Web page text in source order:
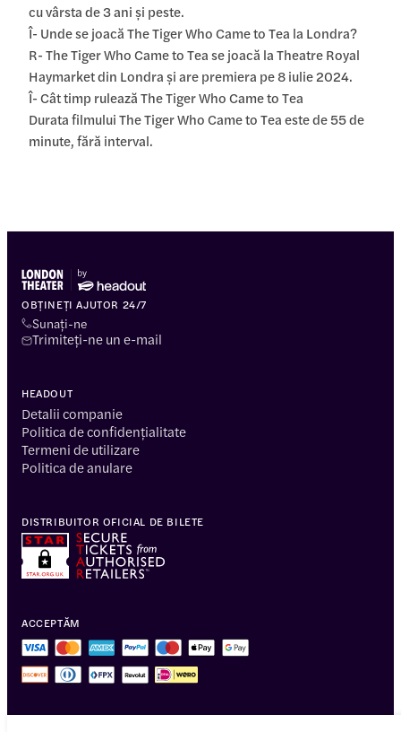
cu vârsta de 3 ani și peste.
Î- Unde se joacă The Tiger Who Came to Tea la Londra?
R- The Tiger Who Came to Tea se joacă la Theatre Royal
Haymarket din Londra și are premiera pe 8 iulie 2024.
Î- Cât timp rulează The Tiger Who Came to Tea
Durata filmului The Tiger Who Came to Tea este de 55 de
minute, fără interval.
OBȚINEȚI AJUTOR 24/7
Sunați-ne
Trimiteți-ne un e-mail
HEADOUT
Detalii companie
Politica de confidențialitate
Termeni de utilizare
Politica de anulare
ACCEPTĂM
DISTRIBUITOR OFICIAL DE BILETE